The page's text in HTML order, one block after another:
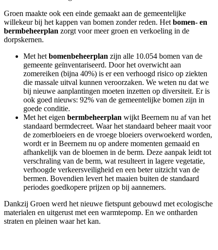
Groen maakte ook een einde gemaakt aan de gemeentelijke
willekeur bij het kappen van bomen zonder reden. Het bomen- en
bermbeheerplan zorgt voor meer groen en verkoeling in de
dorpskernen.
Met het bomenbeheerplan zijn alle 10.054 bomen van de
gemeente geïnventariseerd. Door het overwicht aan
zomereiken (bijna 40%) is er een verhoogd risico op ziekten
die massale uitval kunnen veroorzaken. We weten nu dat we
bij nieuwe aanplantingen moeten inzetten op diversiteit. Er is
ook goed nieuws: 92% van de gemeentelijke bomen zijn in
goede conditie.
Met het eigen bermbeheerplan wijkt Beernem nu af van het
standaard bermdecreet. Waar het standaard beheer maait voor
de zomerbloeiers en de vroege bloeiers overwoekerd worden,
wordt er in Beernem nu op andere momenten gemaaid en
afhankelijk van de bloemen in de berm. Deze aanpak leidt tot
verschraling van de berm, wat resulteert in lagere vegetatie,
verhoogde verkeersveiligheid en een beter uitzicht van de
bermen. Bovendien levert het maaien buiten de standaard
periodes goedkopere prijzen op bij aannemers.
Dankzij Groen werd het nieuwe fietspunt gebouwd met ecologische
materialen en uitgerust met een warmtepomp. En we ontharden
straten en pleinen waar het kan.